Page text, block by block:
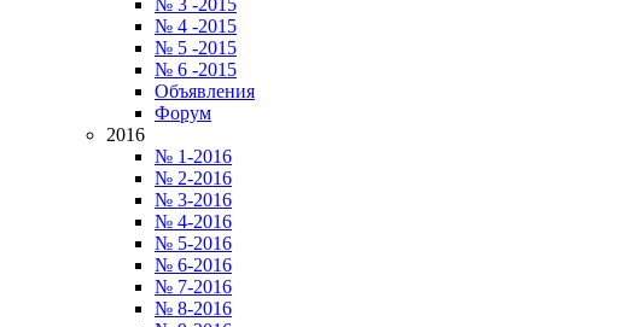
№ 3 -2015
№ 4 -2015
№ 5 -2015
№ 6 -2015
Объявления
Форум
2016
№ 1-2016
№ 2-2016
№ 3-2016
№ 4-2016
№ 5-2016
№ 6-2016
№ 7-2016
№ 8-2016